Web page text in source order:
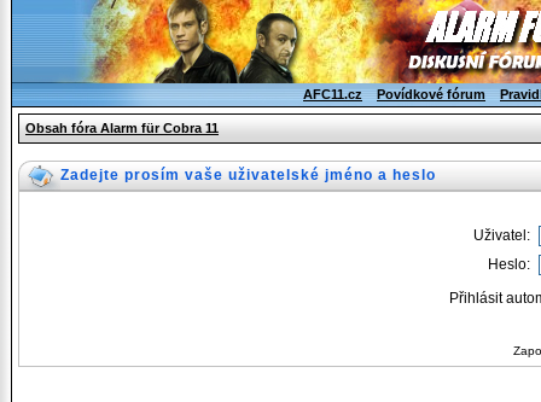
AFC11.cz Povídkové fórum
Obsah fóra Alarm für Cobra 11
Zadejte prosím vaše uživatelské jméno a heslo
Uživatel:
Heslo:
Přihlásit